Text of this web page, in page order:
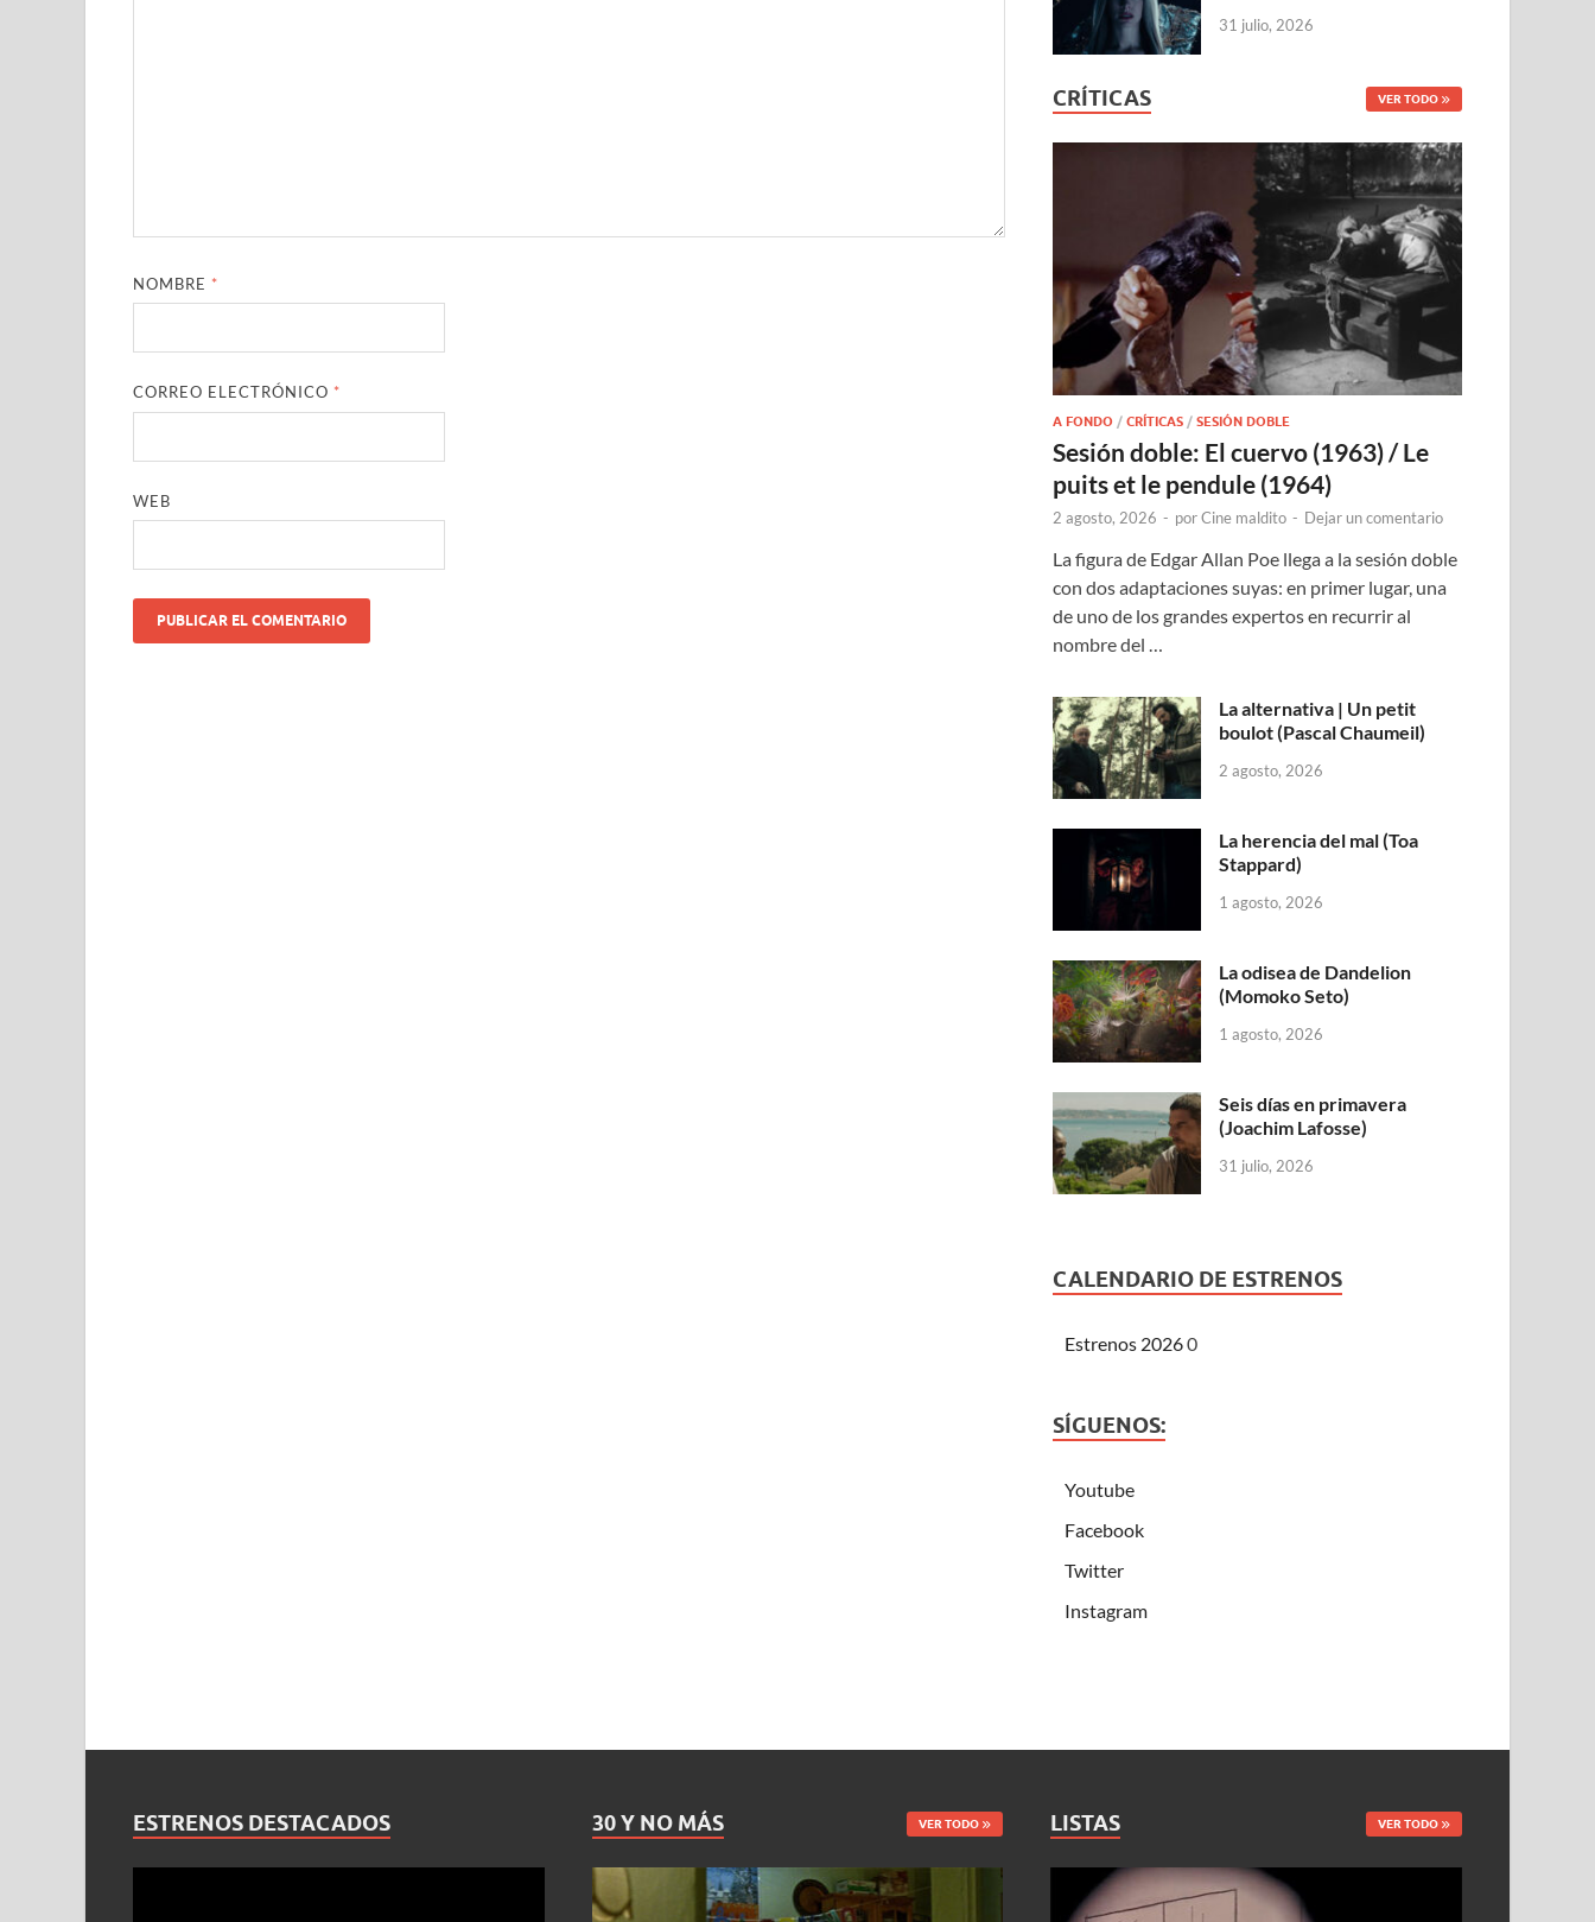
NOMBRE *
CORREO ELECTRÓNICO *
WEB
31 julio, 2026
CRÍTICAS VER TODO
A FONDO /CRÍTICAS /SESIÓN DOBLE
Sesión doble: El cuervo (1963) / Le
puits et le pendule (1964)
2 agosto, 2026 - porCine maldito - Dejar un comentario
La figura de Edgar Allan Poe llega a la sesión doble
con dos adaptaciones suyas: en primer lugar, una
de uno de los grandes expertos en recurrir al
nombre del …
La alternativa | Un petit
boulot (Pascal Chaumeil)
2 agosto, 2026
La herencia del mal (Toa
Stappard)
1 agosto, 2026
La odisea de Dandelion
(Momoko Seto)
1 agosto, 2026
Seis días en primavera
(Joachim Lafosse)
31 julio, 2026
CALENDARIO DE ESTRENOS
Estrenos 20260
SÍGUENOS:
Youtube
Facebook
Twitter
Instagram
ESTRENOS DESTACADOS 30 Y NO MÁS VER TODO LISTAS VER TODO